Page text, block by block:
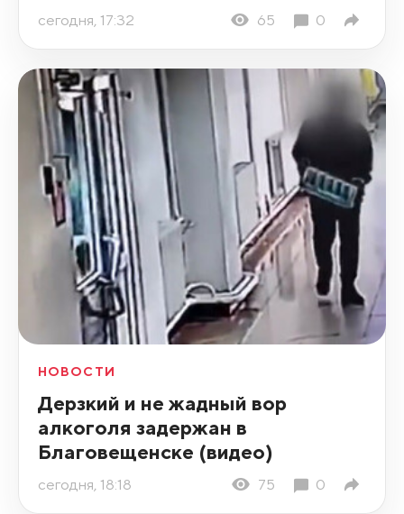
сегодня, 17:32 65 0
НОВОСТИ
Дерзкий и не жадный вор
алкоголя задержан в
Благовещенске (видео)
сегодня, 18:18 75 0